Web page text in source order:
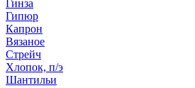
Гинза
Гипюр
Капрон
Вязаное
Стрейч
Хлопок, п/э
Шантильи